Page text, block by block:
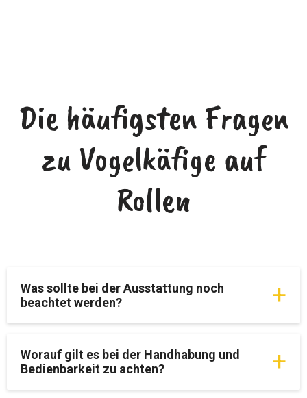
Die häufigsten Fragen
zu Vogelkäfige auf
Rollen
Was sollte bei der Ausstattung noch
beachtet werden?
Worauf gilt es bei der Handhabung und
Bedienbarkeit zu achten?